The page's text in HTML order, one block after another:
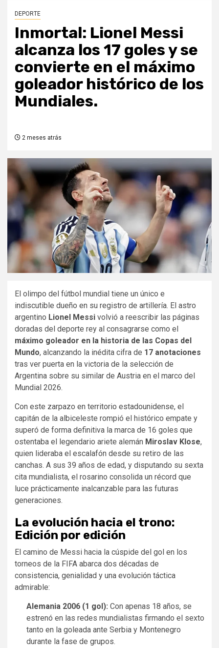
DEPORTE
Inmortal: Lionel Messi
alcanza los 17 goles y se
convierte en el máximo
goleador histórico de los
Mundiales.
2 meses atrás
El olimpo del fútbol mundial tiene un único e
indiscutible dueño en su registro de artillería. El astro
argentino Lionel Messi volvió a reescribir las páginas
doradas del deporte rey al consagrarse como el
máximo goleador en la historia de las Copas del
Mundo, alcanzando la inédita cifra de 17 anotaciones
tras ver puerta en la victoria de la selección de
Argentina sobre su similar de Austria en el marco del
Mundial 2026.
Con este zarpazo en territorio estadounidense, el
capitán de la albiceleste rompió el histórico empate y
superó de forma definitiva la marca de 16 goles que
ostentaba el legendario ariete alemán Miroslav Klose,
quien lideraba el escalafón desde su retiro de las
canchas. A sus 39 años de edad, y disputando su sexta
cita mundialista, el rosarino consolida un récord que
luce prácticamente inalcanzable para las futuras
generaciones.
La evolución hacia el trono:
Edición por edición
El camino de Messi hacia la cúspide del gol en los
torneos de la FIFA abarca dos décadas de
consistencia, genialidad y una evolución táctica
admirable:
Alemania 2006 (1 gol): Con apenas 18 años, se
estrenó en las redes mundialistas firmando el sexto
tanto en la goleada ante Serbia y Montenegro
durante la fase de grupos.